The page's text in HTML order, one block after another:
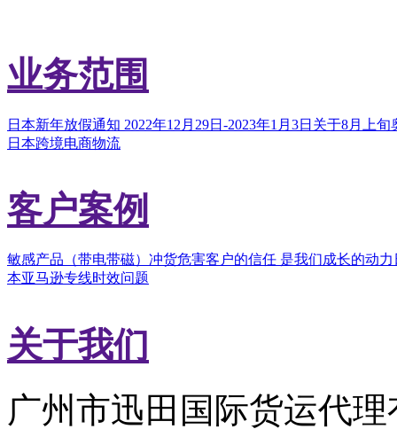
业务范围
日本新年放假通知 2022年12月29日-2023年1月3日 关于8月上旬
日本跨境电商物流
客户案例
敏感产品（带电带磁）冲货危害客户的信任 是我们成长的动力
本亚马逊专线时效问题
关于我们
广州市迅田国际货运代